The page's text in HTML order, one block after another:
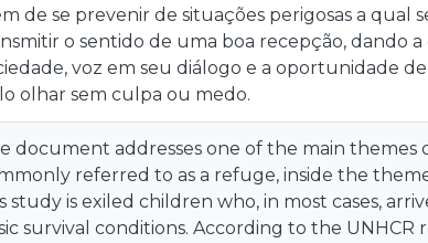
de se prevenir de situações perigosas a qual
o sentido de uma boa recepção, dando
voz em seu diálogo e a oportunidade
olhar sem culpa ou medo.
document addresses one of the main
referred to as a refuge, inside the
study is exiled children who, in most cases,
survival conditions. According to the